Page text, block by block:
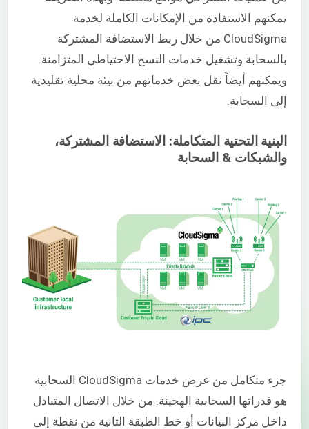
يمكنهم الاستفادة من الإمكانات الكاملة لخدمة
CloudSigma من خلال ربط الاستضافة المشتركة
بالسحابة وتشغيل خدمات النسخ الاحتياطي المتزامنة.
ويمكنهم أيضاً نقل بعض خدماتهم من بيئة محلية تقليدية
إلى السحابة.
البنية التحتية المتكاملة: الاستضافة المشتركة،
والشبكات & السحابة
جزء متكامل من عرض خدمات CloudSigma السحابية
هو قدراتها السحابية الهجينة. من خلال الاتصال المتبادل
داخل مركز البيانات أو خط الطبقة الثانية من نقطة إلى